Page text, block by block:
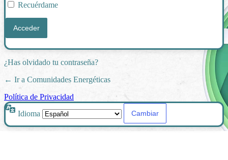
Recuérdame
¿Has olvidado tu contraseña?
← Ir a Comunidades Energéticas
Política de Privacidad
Idioma